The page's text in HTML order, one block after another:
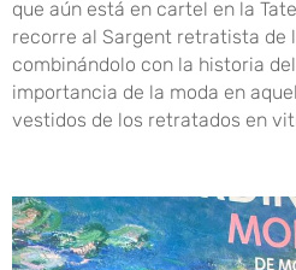
que aún está en cartel en la
recorre al Sargent retratista de
combinándolo con la historia
importancia de la moda en
vestidos de los retratados en